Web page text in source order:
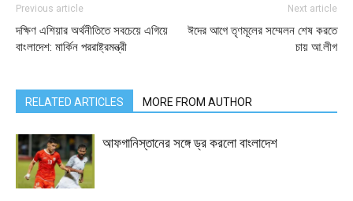
Previous article
দক্ষিণ এশিয়ার অর্থনীতিতে সবচেয়ে এগিয়ে
বাংলাদেশ: মার্কিন পররাষ্ট্রমন্ত্রী
Next article
ঈদের আগে তৃণমূলের সম্মেলন শেষ করতে
চায় আ.লীগ
RELATED ARTICLES MORE FROM AUTHOR
আফগানিস্তানের সঙ্গে ড্র করলো বাংলাদেশ